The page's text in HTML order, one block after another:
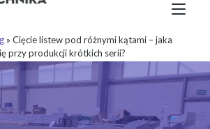
» Cięcie listew pod różnymi kątami – jaka
przy produkcji krótkich serii?